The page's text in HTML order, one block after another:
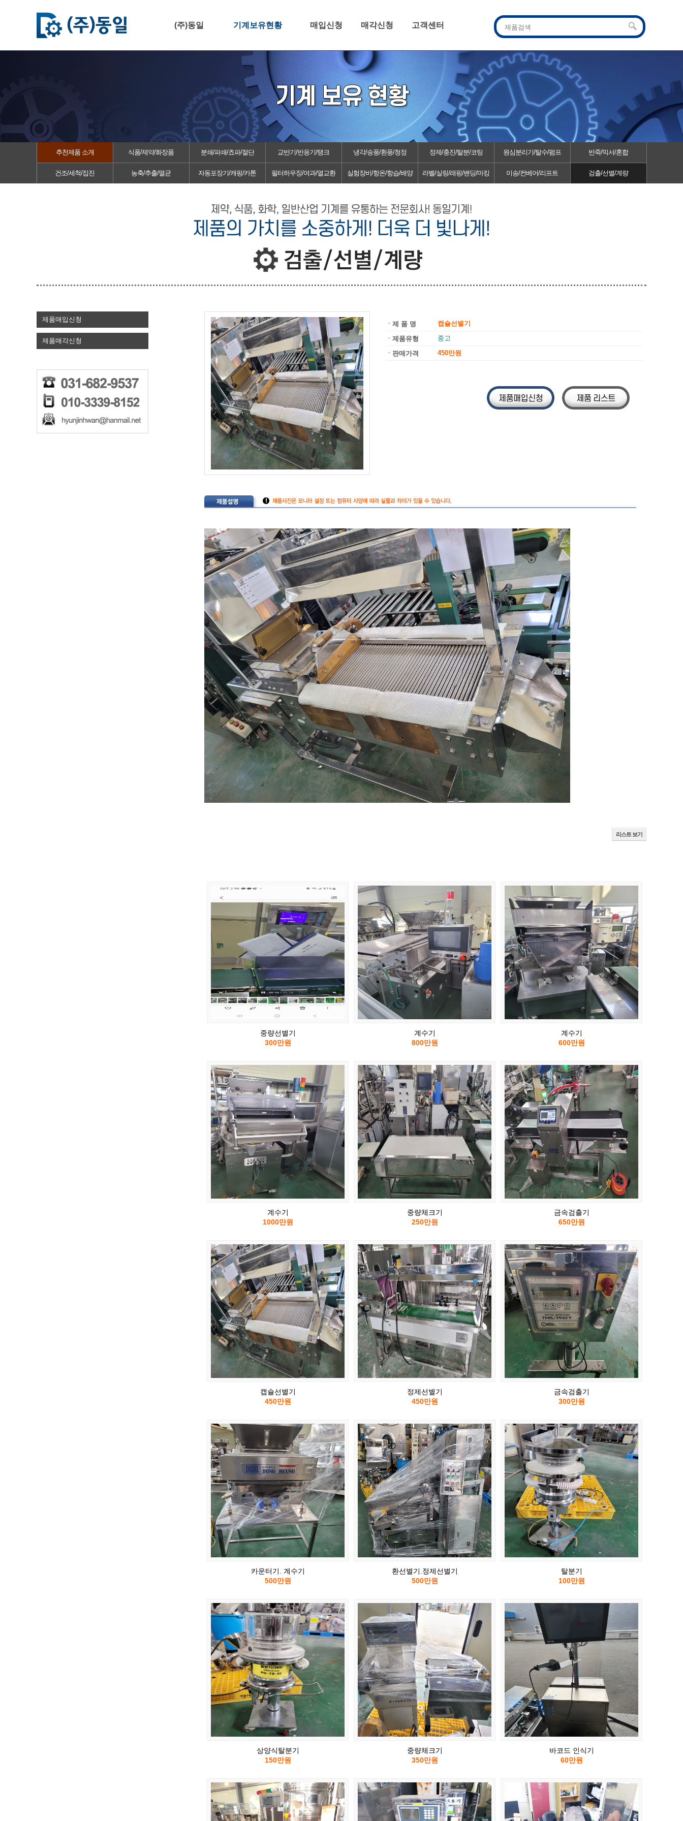
(주)동일 기계보유현황 매입신청 매각신청 고객센터
추천제품 소개 식품/제약/화장품 분쇄/파쇄/쵸파/절단 교반기/반응기/탱크 냉각/송풍/환풍/청정 정제/충진/탈분/코팅 원심분리기/탈수/펌프 반죽/믹서/혼합
건조/세척/집진 농축/추출/멸균 자동포장기/캐핑/카톤 필터하우징/여과/열교환 실험장비/항온/항습/배양 라벨/실링/래핑/밴딩/마킹 이송/컨베어/리프트 검출/선별/계량
제품매입신청
제품매각신청
ㆍ제 품 명
캡슐선별기
ㆍ제품유형
중고
ㆍ판매가격
450만원
리스트 보기
중량선별기
300만원
계수기
800만원
계수기
600만원
계수기
1000만원
중량체크기
250만원
금속검출기
650만원
캡슐선별기
450만원
정제선별기
450만원
금속검출기
300만원
카운터기. 계수기
500만원
환선별기.정제선별기
500만원
탈분기
100만원
상양식탈분기
150만원
중량체크기
350만원
바코드 인식기
60만원